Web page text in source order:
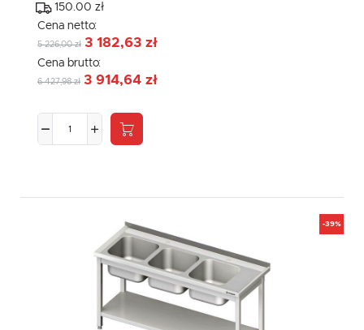
150.00 zł
Cena netto:
5 226,00 zł 3 182,63 zł
Cena brutto:
6 427,98 zł 3 914,64 zł
-39%